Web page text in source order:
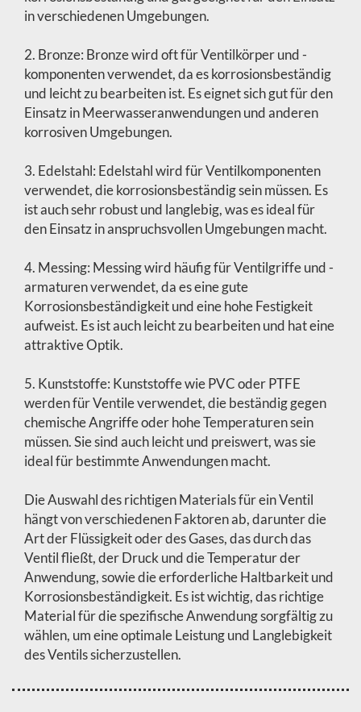
in verschiedenen Umgebungen.
2. Bronze: Bronze wird oft für Ventilkörper und -
komponenten verwendet, da es korrosionsbeständig
und leicht zu bearbeiten ist. Es eignet sich gut für den
Einsatz in Meerwasseranwendungen und anderen
korrosiven Umgebungen.
3. Edelstahl: Edelstahl wird für Ventilkomponenten
verwendet, die korrosionsbeständig sein müssen. Es
ist auch sehr robust und langlebig, was es ideal für
den Einsatz in anspruchsvollen Umgebungen macht.
4. Messing: Messing wird häufig für Ventilgriffe und -
armaturen verwendet, da es eine gute
Korrosionsbeständigkeit und eine hohe Festigkeit
aufweist. Es ist auch leicht zu bearbeiten und hat eine
attraktive Optik.
5. Kunststoffe: Kunststoffe wie PVC oder PTFE
werden für Ventile verwendet, die beständig gegen
chemische Angriffe oder hohe Temperaturen sein
müssen. Sie sind auch leicht und preiswert, was sie
ideal für bestimmte Anwendungen macht.
Die Auswahl des richtigen Materials für ein Ventil
hängt von verschiedenen Faktoren ab, darunter die
Art der Flüssigkeit oder des Gases, das durch das
Ventil fließt, der Druck und die Temperatur der
Anwendung, sowie die erforderliche Haltbarkeit und
Korrosionsbeständigkeit. Es ist wichtig, das richtige
Material für die spezifische Anwendung sorgfältig zu
wählen, um eine optimale Leistung und Langlebigkeit
des Ventils sicherzustellen.